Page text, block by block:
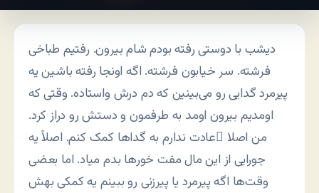
دیشب با دوستی رفته بودم شام بیرون. رفتیم طباخی
فرشته. سر خیابون فرشته. اگه اونجا رفته باشین یه
پیرمرد گدایی رو می‌بینین که دم درش واستاده. وقتی که
اومدیم بیرون اومد به طرفمون و دستش رو دراز کرد.
من اصلا ًعادت ندارم به گداها کمک کنم. اصلاً یه
جورایی از این مال مفت خورها بدم میاد. اما بعضی
وقت‌ها اگه پیرمرد یا پیرزنی رو ببینم یه کمکی بهش